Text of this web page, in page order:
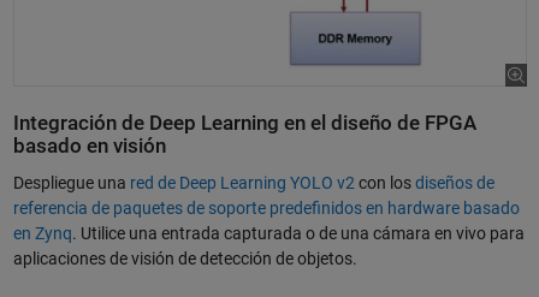
Integración de Deep Learning en el diseño de FPGA
basado en visión
Despliegue una red de Deep Learning YOLO v2 con losdiseños de
referencia de paquetes de soporte predefinidos en hardware basado
en Zynq. Utilice una entrada capturada o de una cámara en vivo para
aplicaciones de visión de detección de objetos.